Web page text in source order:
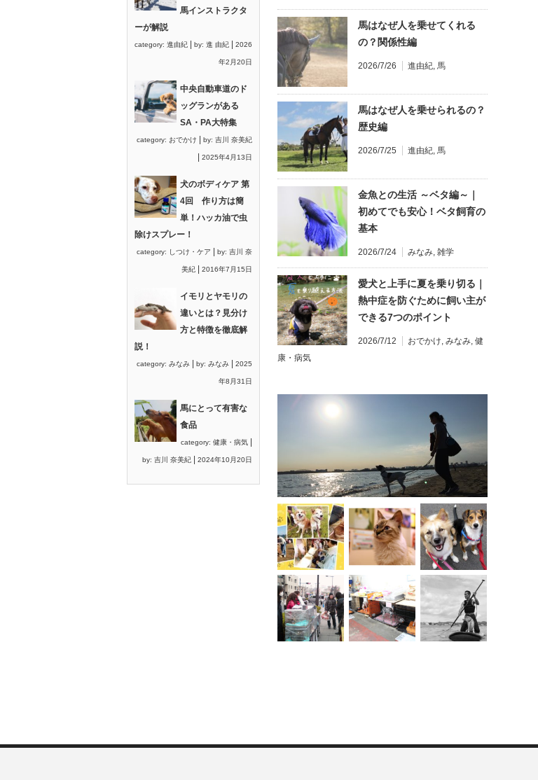
馬インストラクタ
ーが解説
category: 進由紀 by: 進 由紀 2026
年2月20日
中央自動車道のド
ッグランがある
SA・PA大特集
category: おでかけ by: 吉川 奈美紀
2025年4月13日
犬のボディケア 第
4回 作り方は簡
単！ハッカ油で虫
除けスプレー！
category: しつけ・ケア by: 吉川 奈
美紀 2016年7月15日
イモリとヤモリの
違いとは？見分け
方と特徴を徹底解
説！
category: みなみ by: みなみ 2025
年8月31日
馬にとって有害な
食品
category: 健康・病気
by: 吉川 奈美紀 2024年10月20日
馬はなぜ人を乗せてくれる
の？関係性編
2026/7/26 進由紀 馬
馬はなぜ人を乗せられるの？
歴史編
2026/7/25 進由紀 馬
金魚との生活 ～ベタ編～｜
初めてでも安心！ベタ飼育の
基本
2026/7/24 みなみ 雑学
愛犬と上手に夏を乗り切る｜
熱中症を防ぐために飼い主が
できる7つのポイント
2026/7/12 おでかけ みなみ 健
康・病気